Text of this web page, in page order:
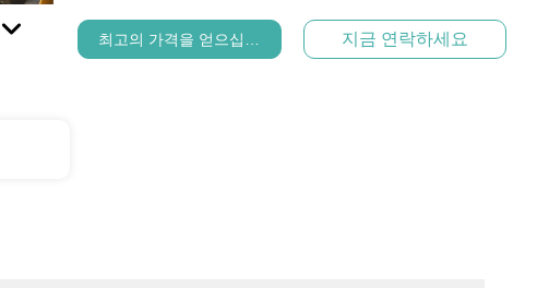
최고의 가격을 얻으십시오 지금 연락하세요